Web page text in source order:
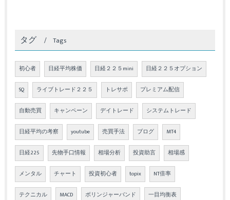
タグ Tags
初心者 日経平均株価 日経２２５mini 日経２２５オプション
SQ ライブトレード２２５ トレサポ プレミアム配信
自動売買 キャンペーン デイトレード システムトレード
日経平均の考察 youtube 売買手法 ブログ MT4
日経225 先物手口情報 相場分析 投資助言 相場感
メンタル チャート 投資初心者 topix NT倍率
テクニカル MACD ボリンジャーバンド 一目均衡表